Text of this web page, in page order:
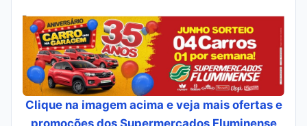
Clique na imagem acima e veja mais ofertas e
promoções dos Supermercados Fluminense